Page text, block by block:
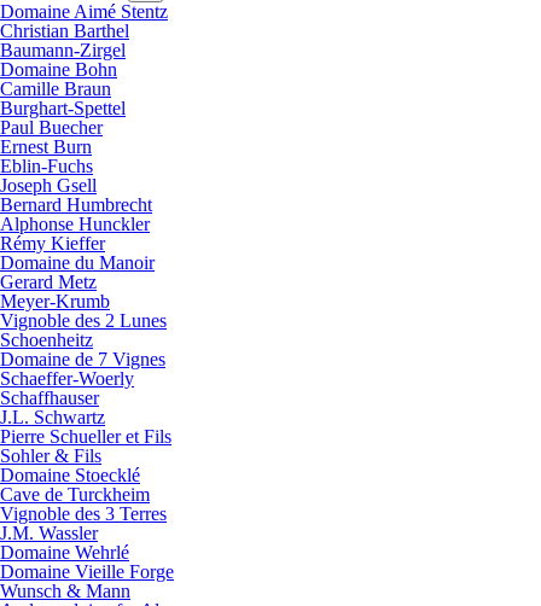
Domaine Aimé Stentz
Christian Barthel
Baumann-Zirgel
Domaine Bohn
Camille Braun
Burghart-Spettel
Paul Buecher
Ernest Burn
Eblin-Fuchs
Joseph Gsell
Bernard Humbrecht
Alphonse Hunckler
Rémy Kieffer
Domaine du Manoir
Gerard Metz
Meyer-Krumb
Vignoble des 2 Lunes
Schoenheitz
Domaine de 7 Vignes
Schaeffer-Woerly
Schaffhauser
J.L. Schwartz
Pierre Schueller et Fils
Sohler & Fils
Domaine Stoecklé
Cave de Turckheim
Vignoble des 3 Terres
J.M. Wassler
Domaine Wehrlé
Domaine Vieille Forge
Wunsch & Mann